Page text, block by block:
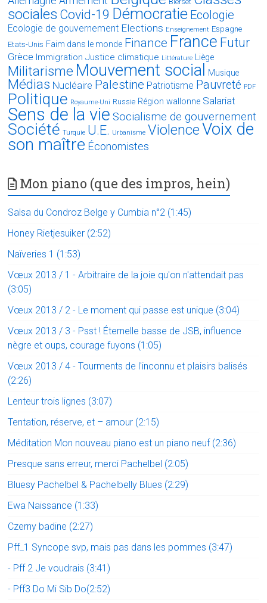
Bierset
sociales Covid-19 Démocratie Ecologie
Ecologie de gouvernement Elections Enseignement Espagne
Etats-Unis Faim dans le monde Finance France Futur
Grèce Immigration Justice climatique Littérature Liège
Militarisme Mouvement social Musique
Médias Nucléaire Palestine Patriotisme Pauvreté PDF
Politique Royaume-Uni Russie Région wallonne Salariat
Sens de la vie Socialisme de gouvernement
Société Turquie U.E. Urbanisme ViolenceVoix de
son maître Économistes
Mon piano (que des impros, hein)
Salsa du Condroz Belge y Cumbia n°2 (1:45)
Honey Rietjesuiker (2:52)
Naïveries 1 (1:53)
Vœux 2013 / 1 - Arbitraire de la joie qu'on n'attendait pas
(3:05)
Vœux 2013 / 2 - Le moment qui passe est unique (3:04)
Vœux 2013 / 3 - Psst ! Éternelle basse de JSB, influence
nègre et oups, courage fuyons (1:05)
Vœux 2013 / 4 - Tourments de l'inconnu et plaisirs balisés
(2:26)
Lenteur trois lignes (3:07)
Tentation, réserve, et – amour (2:15)
Méditation Mon nouveau piano est un piano neuf (2:36)
Presque sans erreur, merci Pachelbel (2:05)
Bluesy Pachelbel & Pachelbelly Blues (2:29)
Ewa Naissance (1:33)
Czerny badine (2:27)
Pff_1 Syncope svp, mais pas dans les pommes (3:47)
- Pff 2 Je voudrais (3:41)
- Pff3 Do Mi Sib Do(2:52)